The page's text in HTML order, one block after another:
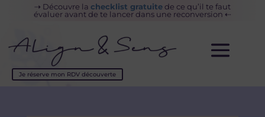
⇢ Découvre la checklist gratuitede ce qu’il te faut
évaluer avant de te lancer dans une reconversion ⇠
Je réserve mon RDV découverte